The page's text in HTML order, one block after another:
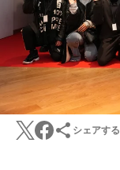
シェアする